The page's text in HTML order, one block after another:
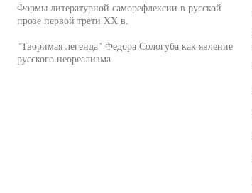
Формы литературной саморефлексии в русской
прозе первой трети XX в.
"Творимая легенда" Федора Сологуба как явление
русского неореализма